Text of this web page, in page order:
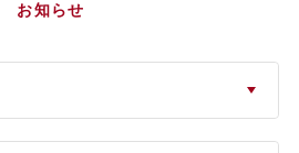
お知らせ